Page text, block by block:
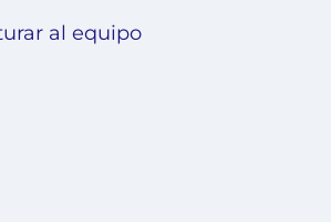
al equipo